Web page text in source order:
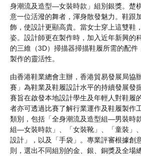
身潮流及造型—女裝時款」組別銀獎。楚
意一位活潑的舞者，渾身散發魅力。鞋跟
飾，使設計更顯高貴。當女士穿上這雙鞋
姿。設計師更在製作時，加入近年新興的
的三維（3D）掃描器掃描鞋履所需的配件
製作的靈活性。
由香港鞋業總會主辦，香港貿易發展局協
賽」為鞋業及鞋履設計水平的持續發展發
賽旨在啟發本地設計學生及年輕人對鞋履
者亦可透過比賽了解行業運作及鞋履製作
類別，包括「全身潮流及造型組—男裝時
組—女裝時款」、「女裝靴」、「童裝」
設計」，以及「手袋」。專業評審根據創
則，選出不同組別的金、銀、銅獎及全場